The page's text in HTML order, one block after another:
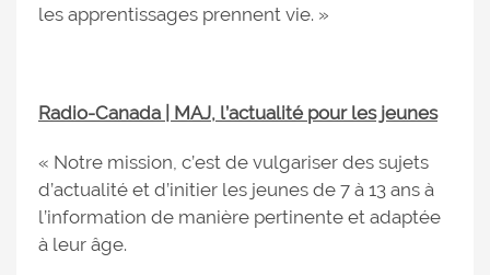
les apprentissages prennent vie. »
Radio-Canada | MAJ, l’actualité pour les jeunes
« Notre mission, c’est de vulgariser des sujets
d’actualité et d’initier les jeunes de 7 à 13 ans à
l’information de manière pertinente et adaptée
à leur âge.